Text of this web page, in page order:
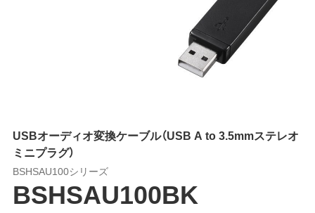
USBオーディオ変換ケーブル（USB A to 3.5mmステレオ
ミニプラグ）
BSHSAU100シリーズ
BSHSAU100BK